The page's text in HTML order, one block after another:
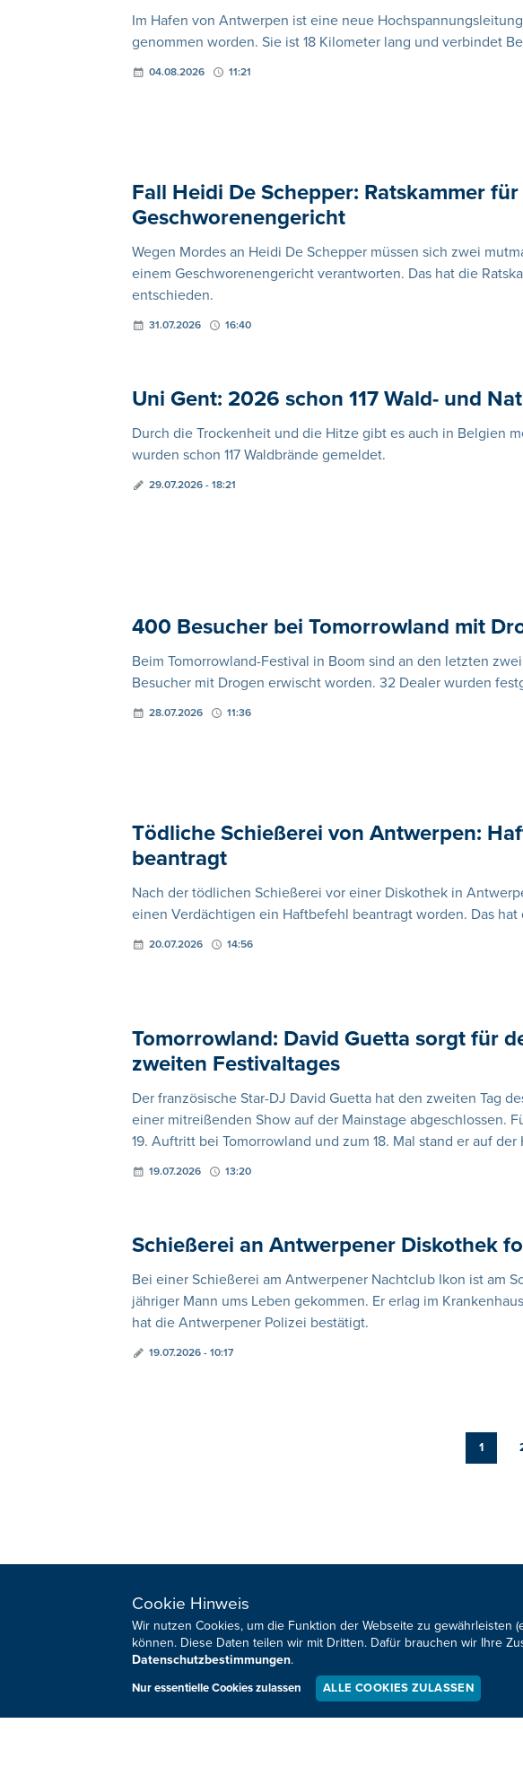
Im Hafen von Antwerpen ist eine neue
genommen worden. Sie ist 18 Kilometer lang und verbindet
04.08.2026 11:21
Fall Heidi De Schepper: Ratskammer
Geschworenengericht
Wegen Mordes an Heidi De Schepper müssen sich zwei
einem Geschworenengericht verantworten. Das hat die
entschieden.
31.07.2026 16:40
Uni Gent: 2026 schon 117 Wald- und
Durch die Trockenheit und die Hitze gibt es auch in Belgien
wurden schon 117 Waldbrände gemeldet.
29.07.2026 - 18:21
400 Besucher bei Tomorrowland mit
Beim Tomorrowland-Festival in Boom sind an den letzten
Besucher mit Drogen erwischt worden. 32 Dealer wurden
28.07.2026 11:36
Tödliche Schießerei von Antwerpen:
beantragt
Nach der tödlichen Schießerei vor einer Diskothek in
einen Verdächtigen ein Haftbefehl beantragt worden. Das
20.07.2026 14:56
Tomorrowland: David Guetta sorgt für
zweiten Festivaltages
Der französische Star-DJ David Guetta hat den zweiten Tag
einer mitreißenden Show auf der Mainstage abgeschlossen.
19. Auftritt bei Tomorrowland und zum 18. Mal stand er auf der
19.07.2026 13:20
Schießerei an Antwerpener Diskothek
Bei einer Schießerei am Antwerpener Nachtclub Ikon ist am
jähriger Mann ums Leben gekommen. Er erlag im
hat die Antwerpener Polizei bestätigt.
19.07.2026 - 10:17
1
HOME
REGIONAL
NATIONAL
INTERNATIONAL
MEINUNG
KULTUR
WM 2026
Cookie Hinweis
Wir nutzen Cookies, um die Funktion der Webseite zu gewährleisten
können. Diese Daten teilen wir mit Dritten. Dafür brauchen wir Ihre
Datenschutzbestimmungen.
Nur essentielle Cookies zulassen ALLE COOKIES ZULASSEN